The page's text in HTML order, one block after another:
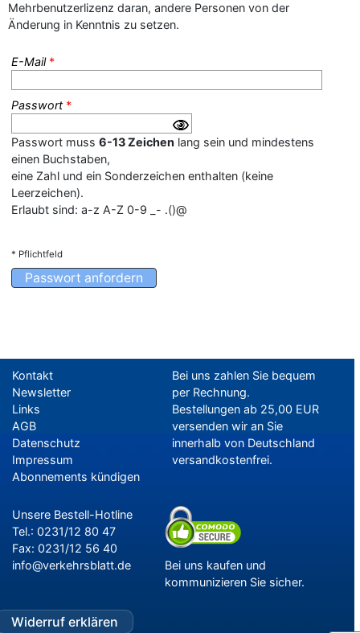
Mehrbenutzerlizenz daran, andere Personen von der
Änderung in Kenntnis zu setzen.
E-Mail *
Passwort *
Passwort muss 6-13 Zeichen lang sein und mindestens
einen Buchstaben,
eine Zahl und ein Sonderzeichen enthalten (keine
Leerzeichen).
Erlaubt sind: a-z A-Z 0-9 _- .()@
* Pflichtfeld
Kontakt
Newsletter
Links
AGB
Datenschutz
Impressum
Abonnements kündigen
Bei uns zahlen Sie bequem
per Rechnung.
Bestellungen ab 25,00 EUR
versenden wir an Sie
innerhalb von Deutschland
versandkostenfrei.
Unsere Bestell-Hotline
Tel.: 0231/12 80 47
Fax: 0231/12 56 40
info@verkehrsblatt.de
Bei uns kaufen und
kommunizieren Sie sicher.
Widerruf erklären